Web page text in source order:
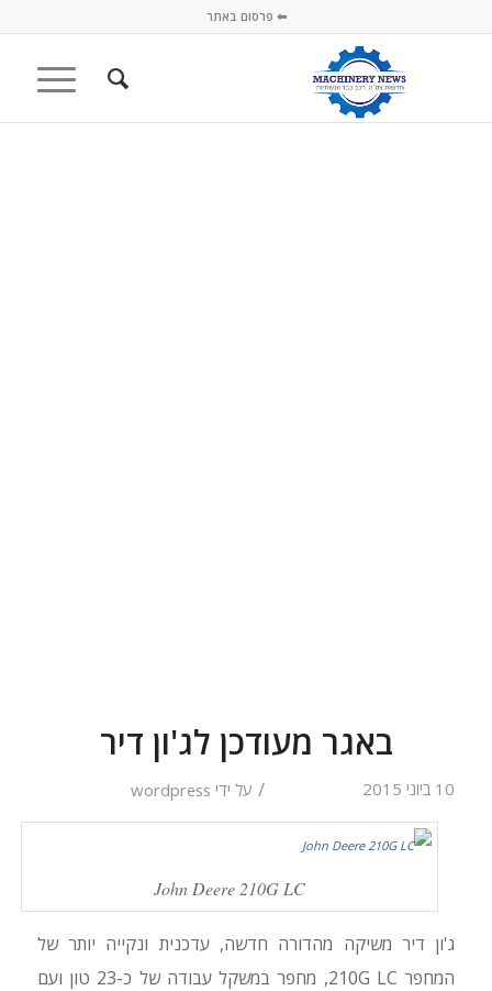
⬅ פרסום באתר
באגר מעודכן לג'ון דיר
10 ביוני 2015 / על ידי wordpress
John Deere 210G LC
ג'ון דיר משיקה מהדורה חדשה, עדכנית ונקייה יותר של
המחפר 210G LC, מחפר במשקל עבודה של כ-23 טון ועם